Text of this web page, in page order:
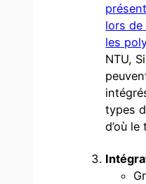
lors de
les
NTU,
types
d’où